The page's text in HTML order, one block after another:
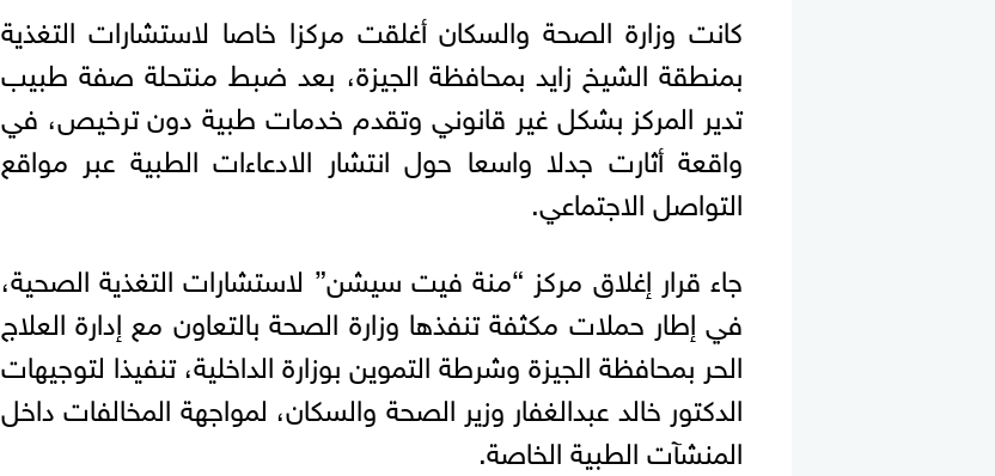
كانت وزارة الصحة والسكان أغلقت مركزا خاصا لاستشارات التغذية
بمنطقة الشيخ زايد بمحافظة الجيزة، بعد ضبط منتحلة صفة طبيب
تدير المركز بشكل غير قانوني وتقدم خدمات طبية دون ترخيص، في
واقعة أثارت جدلا واسعا حول انتشار الادعاءات الطبية عبر مواقع
التواصل الاجتماعي.
جاء قرار إغلاق مركز “منة فيت سيشن” لاستشارات التغذية الصحية،
في إطار حملات مكثفة تنفذها وزارة الصحة بالتعاون مع إدارة العلاج
الحر بمحافظة الجيزة وشرطة التموين بوزارة الداخلية، تنفيذا لتوجيهات
الدكتور خالد عبدالغفار وزير الصحة والسكان، لمواجهة المخالفات داخل
المنشآت الطبية الخاصة.